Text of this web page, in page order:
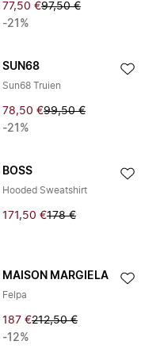
77,50 €97,50 €
-21%
SUN68
Sun68 Truien
78,50 €99,50 €
-21%
BOSS
Hooded Sweatshirt
171,50 €178 €
MAISON MARGIELA
Felpa
187 €212,50 €
-12%